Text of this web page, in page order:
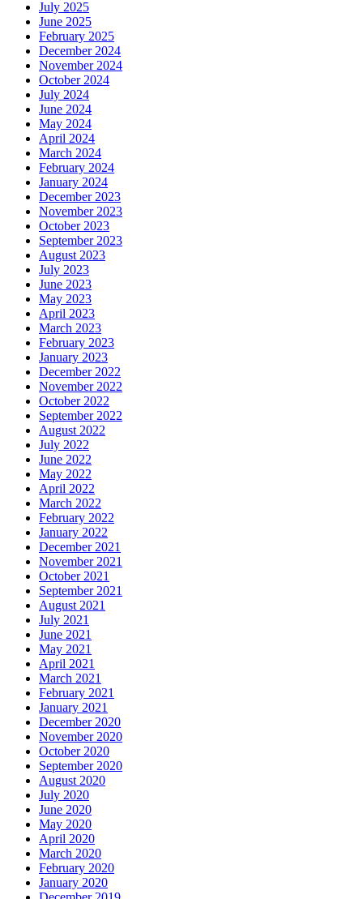
July 2025
June 2025
February 2025
December 2024
November 2024
October 2024
July 2024
June 2024
May 2024
April 2024
March 2024
February 2024
January 2024
December 2023
November 2023
October 2023
September 2023
August 2023
July 2023
June 2023
May 2023
April 2023
March 2023
February 2023
January 2023
December 2022
November 2022
October 2022
September 2022
August 2022
July 2022
June 2022
May 2022
April 2022
March 2022
February 2022
January 2022
December 2021
November 2021
October 2021
September 2021
August 2021
July 2021
June 2021
May 2021
April 2021
March 2021
February 2021
January 2021
December 2020
November 2020
October 2020
September 2020
August 2020
July 2020
June 2020
May 2020
April 2020
March 2020
February 2020
January 2020